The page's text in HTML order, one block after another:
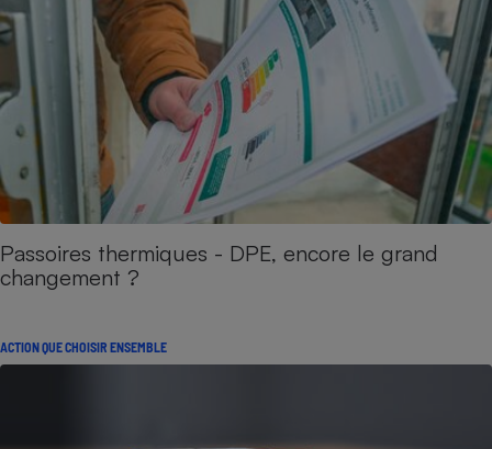
Passoires thermiques - DPE, encore le grand
changement ?
ACTION QUE CHOISIR ENSEMBLE